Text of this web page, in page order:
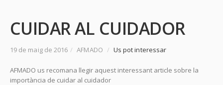
CUIDAR AL CUIDADOR
19 de maig de 2016 / AFMADO / Us pot interessar
AFMADO us recomana llegir aquest interessant article sobre la
importància de cuidar al cuidador